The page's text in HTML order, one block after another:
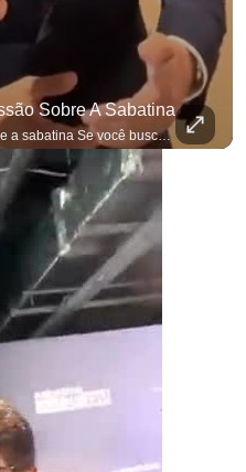
Sobre A Sabatina
Tallis Gomes da sua impressão sobre a sabatina Se você busca informação com credibilidade, inscreva-se agora e ative o